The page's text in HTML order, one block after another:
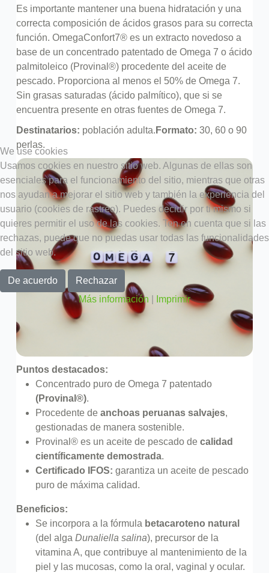
Es importante mantener una buena hidratación y una
correcta composición de ácidos grasos para su correcta
función. OmegaConfort7® es un extracto novedoso a
base de un concentrado patentado de Omega 7 o ácido
palmitoleico (Provinal®) procedente del aceite de
pescado. Proporciona al menos el 50% de Omega 7.
Sin grasas saturadas (ácido palmítico), que si se
encuentra presente en otras fuentes de Omega 7.
Destinatarios: población adulta. Formato: 30, 60 o 90
perlas.
Puntos destacados:
Concentrado puro de Omega 7 patentado
(Provinal®).
Procedente de anchoas peruanas salvajes,
gestionadas de manera sostenible.
Provinal® es un aceite de pescado de calidad
científicamente demostrada.
Certificado IFOS: garantiza un aceite de pescado
puro de máxima calidad.
Beneficios:
Se incorpora a la fórmula betacaroteno natural
(del alga Dunaliella salina), precursor de la
vitamina A, que contribuye al mantenimiento de la
piel y las mucosas, como la oral, vaginal y ocular.
We use cookies
Usamos cookies en nuestro sitio web. Algunas de ellas son
esenciales para el funcionamiento del sitio, mientras que otras
nos ayudan a mejorar el sitio web y también la experiencia del
usuario (cookies de rastreo). Puedes decidir por ti mismo si
quieres permitir el uso de las cookies. Ten en cuenta que si las
rechazas, puede que no puedas usar todas las funcionalidades
del sitio web.
De acuerdo
Rechazar
Más información
Imprimir